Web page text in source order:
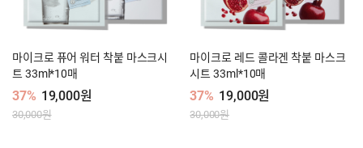
마이크로 퓨어 워터 착붙 마스크시
트 33ml*10매
37% 19,000원
30,000원
마이크로 레드 콜라겐 착붙 마스크
시트 33ml*10매
37% 19,000원
30,000원